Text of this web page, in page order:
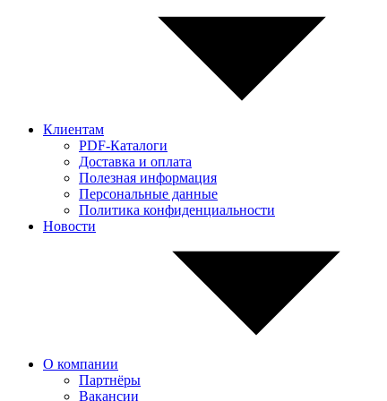
Клиентам
PDF-Каталоги
Доставка и оплата
Полезная информация
Персональные данные
Политика конфиденциальности
Новости
О компании
Партнёры
Вакансии